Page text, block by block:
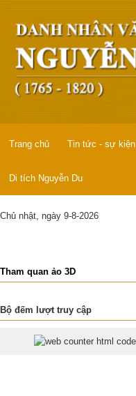
Trang chủ Tin tức - sự kiện
Di tích Nguyễn Du
Chủ nhật, ngày 9-8-2026
Tham quan ảo 3D
Bộ đếm lượt truy cập